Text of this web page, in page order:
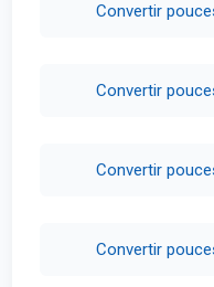
Convertir
Convertir
Convertir
Convertir